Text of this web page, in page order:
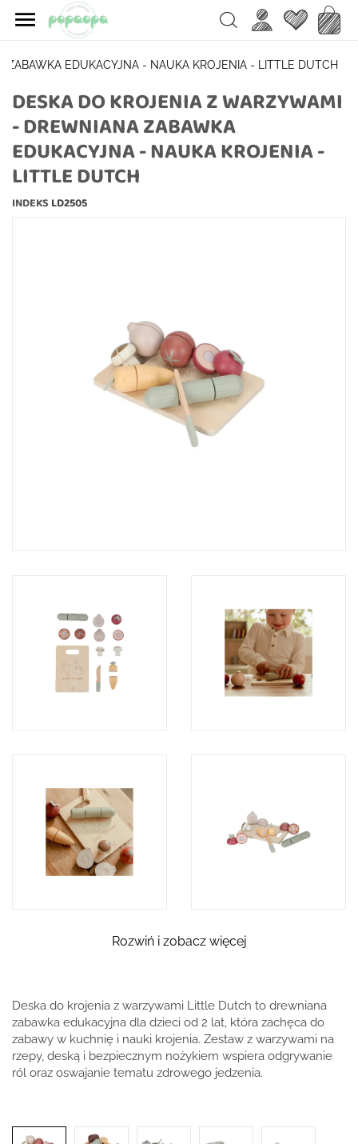
 Search Ulubione
EDUKACYJNA - NAUKA KROJENIA - LITTLE DUTCH
DESKA DO KROJENIA Z WARZYWAMI
- DREWNIANA ZABAWKA
EDUKACYJNA - NAUKA KROJENIA -
LITTLE DUTCH
INDEKS LD2505
Rozwiń i zobacz więcej
Deska do krojenia z warzywami Little Dutch to drewniana
zabawka edukacyjna dla dzieci od 2 lat, która zachęca do
zabawy w kuchnię i nauki krojenia. Zestaw z warzywami na
rzepy, deską i bezpiecznym nożykiem wspiera odgrywanie
ról oraz oswajanie tematu zdrowego jedzenia.